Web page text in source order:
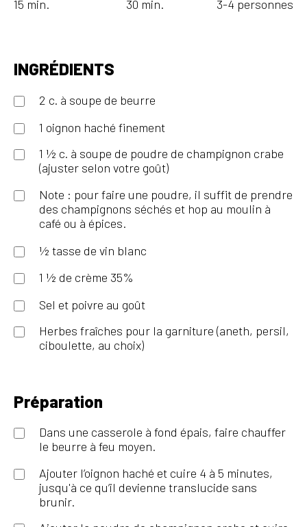
15 min.
30 min.
3-4 personnes
INGRÉDIENTS
2 c. à soupe de beurre
1 oignon haché finement
1 ½ c. à soupe de poudre de champignon crabe
(ajuster selon votre goût)
Note : pour faire une poudre, il suffit de prendre
des champignons séchés et hop au moulin à
café ou à épices.
½ tasse de vin blanc
1 ½ de crème 35%
Sel et poivre au goût
Herbes fraîches pour la garniture (aneth, persil,
ciboulette, au choix)
Préparation
Dans une casserole à fond épais, faire chauffer
le beurre à feu moyen.
Ajouter l’oignon haché et cuire 4 à 5 minutes,
jusqu'à ce qu’il devienne translucide sans
brunir.